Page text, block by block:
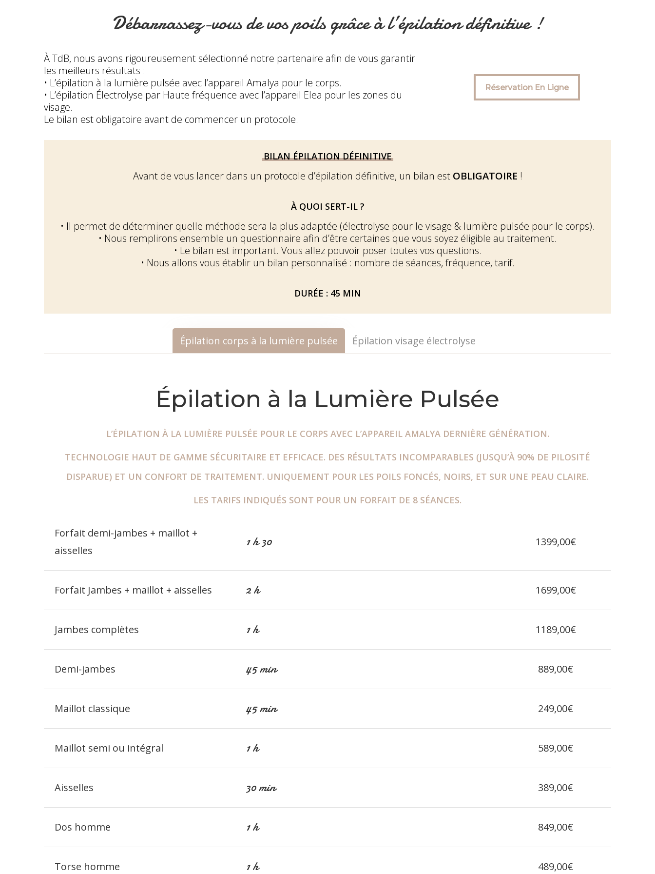
Débarrassez-vous de vos poils grâce à l’épilation définitive !
À TdB, nous avons rigoureusement sélectionné notre partenaire afin de vous garantir
les meilleurs résultats :
• L’épilation à la lumière pulsée avec l’appareil Amalya pour le corps.
• L’épilation Électrolyse par Haute fréquence avec l’appareil Elea pour les zones du
visage.
Le bilan est obligatoire avant de commencer un protocole.
Réservation En Ligne
Réservation En Ligne
BILAN ÉPILATION DÉFINITIVE
Avant de vous lancer dans un protocole d’épilation définitive, un bilan est OBLIGATOIRE !
À QUOI SERT-IL ?
• Il permet de déterminer quelle méthode sera la plus adaptée (électrolyse pour le visage & lumière pulsée pour le corps).
• Nous remplirons ensemble un questionnaire afin d’être certaines que vous soyez éligible au traitement.
• Le bilan est important. Vous allez pouvoir poser toutes vos questions.
• Nous allons vous établir un bilan personnalisé : nombre de séances, fréquence, tarif.
DURÉE : 45 MIN
Épilation corps à la lumière pulsée Épilation visage électrolyse
Épilation à la Lumière Pulsée
L’ÉPILATION À LA LUMIÈRE PULSÉE POUR LE CORPS AVEC L’APPAREIL AMALYA DERNIÈRE GÉNÉRATION.
TECHNOLOGIE HAUT DE GAMME SÉCURITAIRE ET EFFICACE. DES RÉSULTATS INCOMPARABLES (JUSQU’À 90% DE PILOSITÉ
DISPARUE) ET UN CONFORT DE TRAITEMENT. UNIQUEMENT POUR LES POILS FONCÉS, NOIRS, ET SUR UNE PEAU CLAIRE.
LES TARIFS INDIQUÉS SONT POUR UN FORFAIT DE 8 SÉANCES.
Forfait demi-jambes + maillot +
aisselles
1 h 30 1399,00€
Forfait Jambes + maillot + aisselles 2 h 1699,00€
Jambes complètes 1 h 1189,00€
Demi-jambes 45 min 889,00€
Maillot classique 45 min 249,00€
Maillot semi ou intégral 1 h 589,00€
Aisselles 30 min 389,00€
Dos homme 1 h 849,00€
Torse homme 1 h 489,00€